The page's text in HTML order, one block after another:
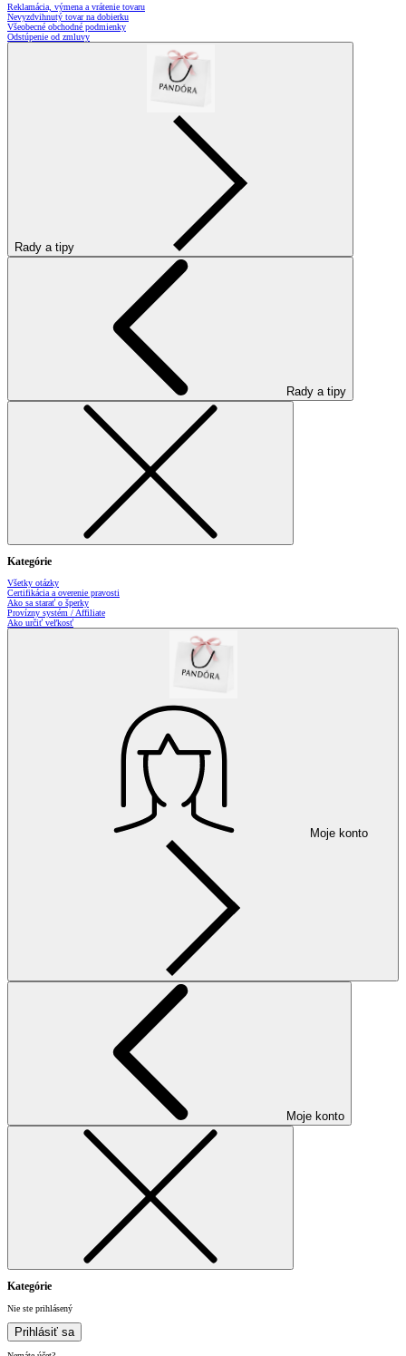
Reklamácia, výmena a vrátenie tovaru
Nevyzdvihnutý tovar na dobierku
Všeobecné obchodné podmienky
Odstúpenie od zmluvy
Rady a tipy
Rady a tipy
Kategórie
Všetky otázky
Certifikácia a overenie pravosti
Ako sa starať o šperky
Provízny systém / Affiliate
Ako určiť veľkosť
Moje konto
Moje konto
Kategórie
Nie ste prihlásený
Prihlásiť sa